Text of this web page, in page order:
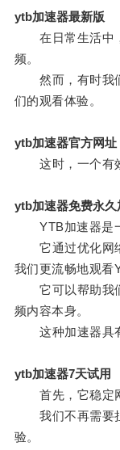
ytb加速器最新版
在日常生活中，
频。
然而，有时我们
们的观看体验。
ytb加速器官方网址
这时，一个有效
ytb加速器免费永久
YTB加速器是一
它通过优化网络
我们更流畅地观看
它可以帮助我们
频内容本身。
这种加速器具有
ytb加速器7天试用
首先，它稳定网
我们不再需要担
验。